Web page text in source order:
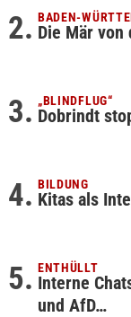
BADEN-
Die Mär
„BLINDFLUG“
Dobrindt
BILDUNG
Kitas als
ENTHÜLLT
Interne
und AfD…